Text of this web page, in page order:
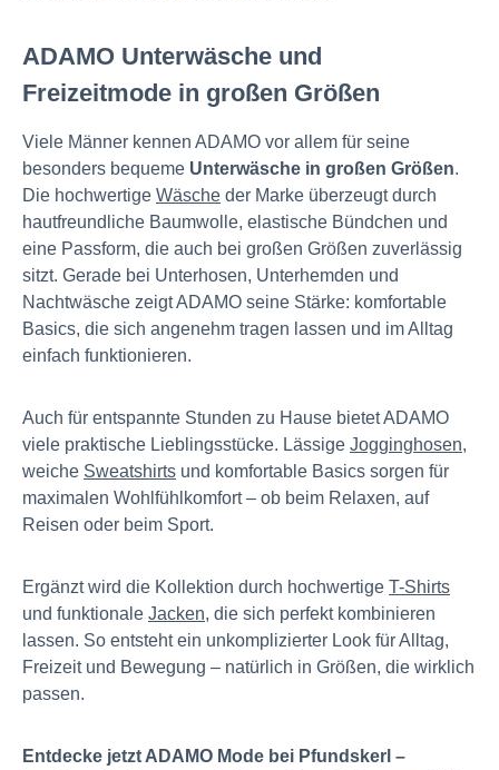
ADAMO Unterwäsche und
Freizeitmode in großen Größen
Viele Männer kennen ADAMO vor allem für seine
besonders bequeme Unterwäsche in großen Größen.
Die hochwertige Wäsche der Marke überzeugt durch
hautfreundliche Baumwolle, elastische Bündchen und
eine Passform, die auch bei großen Größen zuverlässig
sitzt. Gerade bei Unterhosen, Unterhemden und
Nachtwäsche zeigt ADAMO seine Stärke: komfortable
Basics, die sich angenehm tragen lassen und im Alltag
einfach funktionieren.
Auch für entspannte Stunden zu Hause bietet ADAMO
viele praktische Lieblingsstücke. Lässige Jogginghosen,
weiche Sweatshirts und komfortable Basics sorgen für
maximalen Wohlfühlkomfort – ob beim Relaxen, auf
Reisen oder beim Sport.
Ergänzt wird die Kollektion durch hochwertige T-Shirts
und funktionale Jacken, die sich perfekt kombinieren
lassen. So entsteht ein unkomplizierter Look für Alltag,
Freizeit und Bewegung – natürlich in Größen, die wirklich
passen.
Entdecke jetzt ADAMO Mode bei Pfundskerl –